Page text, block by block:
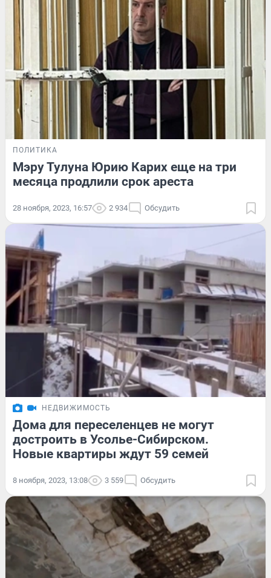
ПОЛИТИКА
Мэру Тулуна Юрию Карих еще на три
месяца продлили срок ареста
28 ноября, 2023, 16:57 2 934 Обсудить
НЕДВИЖИМОСТЬ
Дома для переселенцев не могут
достроить в Усолье-Сибирском.
Новые квартиры ждут 59 семей
8 ноября, 2023, 13:08 3 559 Обсудить